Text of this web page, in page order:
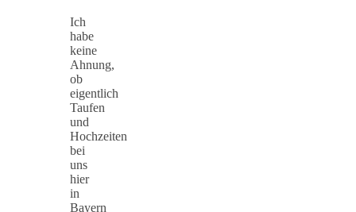
Ich
habe
keine
Ahnung,
ob
eigentlich
Taufen
und
Hochzeiten
bei
uns
hier
in
Bayern